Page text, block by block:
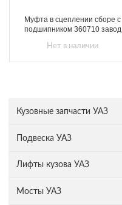
Кузовные запчасти УАЗ
Подвеска УАЗ
Лифты кузова УАЗ
Мосты УАЗ
Муфта в сцеплении сборе с
подшипником 360710 завод
Нет в наличии